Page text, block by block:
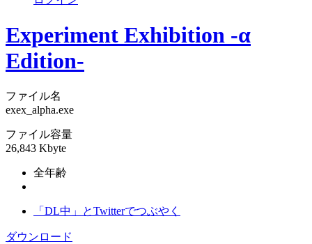
Experiment Exhibition -α
Edition-
ファイル名
exex_alpha.exe
ファイル容量
26,843 Kbyte
全年齢
「DL中」とTwitterでつぶやく
ダウンロード